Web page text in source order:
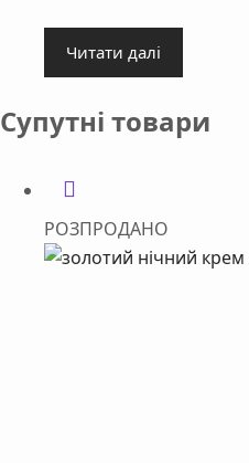
Читати далі
Супутні товари
РОЗПРОДАНО